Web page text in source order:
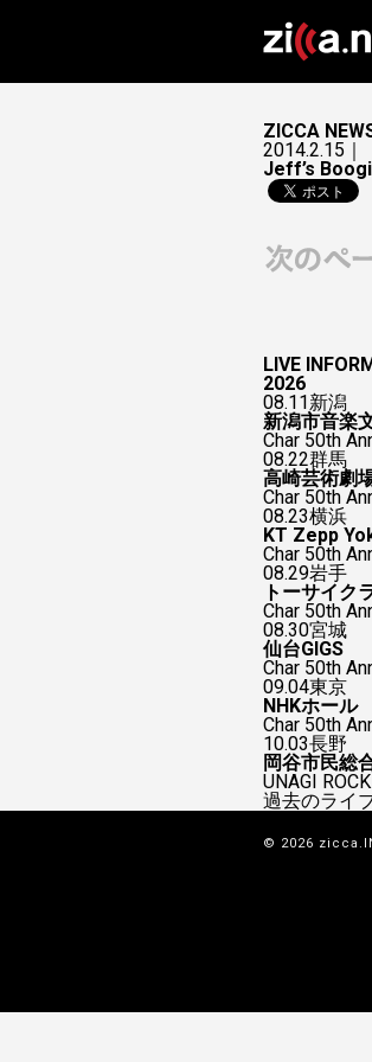
ZICCA
2014.2.15｜
Jeff’s
LIVE
2026
08.11新潟
新潟市音楽
Char 50th
08.22群馬
高崎芸術劇
Char 50th
08.23横浜
KT Zepp
Char 50th
08.29岩手
トーサイク
Char 50th
08.30宮城
仙台GIGS
Char 50th
09.04東京
NHKホール
Char 50th
10.03長野
岡谷市民総
UNAGI
過去のライ
© 2026